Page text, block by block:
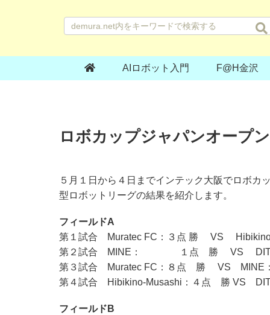
AIロボット入門 F@H金沢
ロボカップジャパンオープ
５月１日から４日までインテック大阪でロボカ
型ロボットリーグの結果を紹介します。
フィールドA
第１試合 Muratec FC：３点 勝 VS
第２試合 MINE： １点 勝 VS DIT-
第３試合 Muratec FC：８点 勝 VS
第４試合 Hibikino-Musashi：４点 勝 VS
フィールドB